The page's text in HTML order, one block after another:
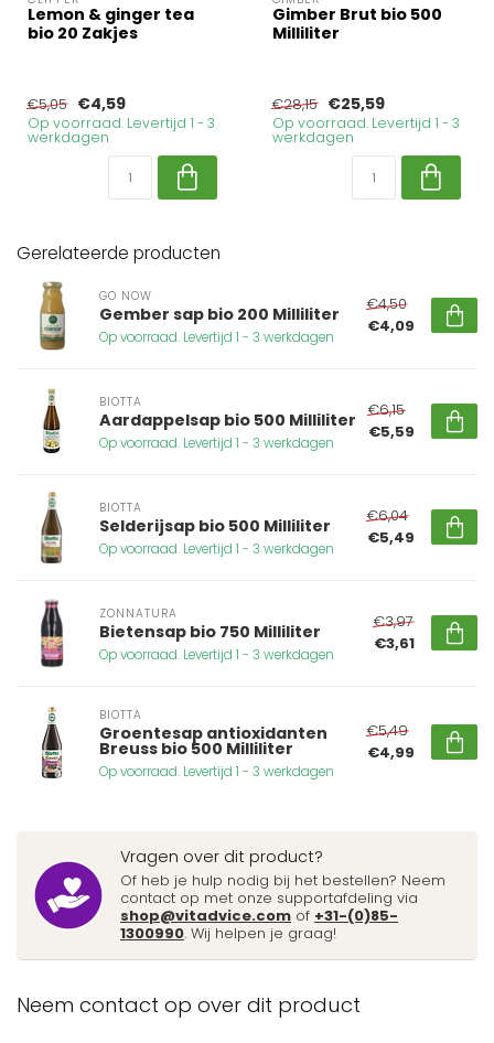
Lemon & ginger tea
bio 20 Zakjes
€5,05 €4,59
Op voorraad. Levertijd 1 - 3
werkdagen
Gimber Brut bio 500
Milliliter
€28,15 €25,59
Op voorraad. Levertijd 1 - 3
werkdagen
Gerelateerde producten
GO NOW
Gember sap bio 200 Milliliter
Op voorraad. Levertijd 1 - 3 werkdagen
€4,50
€4,09
BIOTTA
Aardappelsap bio 500 Milliliter
Op voorraad. Levertijd 1 - 3 werkdagen
€6,15
€5,59
BIOTTA
Selderijsap bio 500 Milliliter
Op voorraad. Levertijd 1 - 3 werkdagen
€6,04
€5,49
ZONNATURA
Bietensap bio 750 Milliliter
Op voorraad. Levertijd 1 - 3 werkdagen
€3,97
€3,61
BIOTTA
Groentesap antioxidanten
Breuss bio 500 Milliliter
Op voorraad. Levertijd 1 - 3 werkdagen
€5,49
€4,99
Vragen over dit product?
Of heb je hulp nodig bij het bestellen? Neem
contact op met onze supportafdeling via
shop@vitadvice.com of +31-(0)85-
1300990. Wij helpen je graag!
Neem contact op over dit product